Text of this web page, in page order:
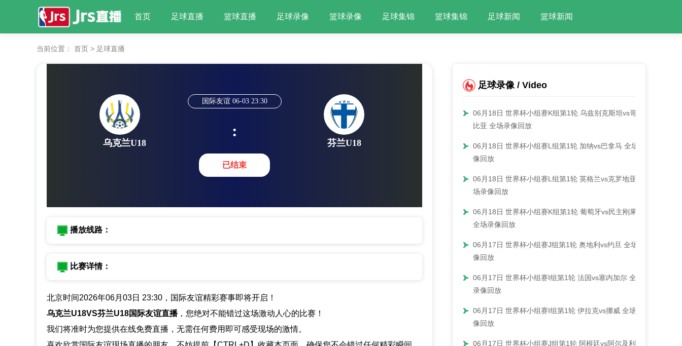
首页 足球直播 篮球直播 足球录像 篮球录像 足球集锦 篮球集锦 足球新闻 篮球新闻
当前位置： 首页 > 足球直播
乌克兰U18
国际友谊 06-03 23:30
:
已结束
芬兰U18
播放线路：
比赛详情：
北京时间2026年06月03日 23:30，国际友谊精彩赛事即将开启！
乌克兰U18VS芬兰U18国际友谊直播，您绝对不能错过这场激动人心的比赛！
我们将准时为您提供在线免费直播，无需任何费用即可感受现场的激情。
足球录像 / Video
06月18日 世界杯小组赛K组第1轮 乌兹别克斯坦vs哥伦
比亚 全场录像回放
06月18日 世界杯小组赛L组第1轮 加纳vs巴拿马 全场录
像回放
06月18日 世界杯小组赛L组第1轮 英格兰vs克罗地亚 全
场录像回放
06月18日 世界杯小组赛K组第1轮 葡萄牙vs民主刚果
全场录像回放
06月17日 世界杯小组赛J组第1轮 奥地利vs约旦 全场录
像回放
06月17日 世界杯小组赛I组第1轮 法国vs塞内加尔 全场
录像回放
06月17日 世界杯小组赛I组第1轮 伊拉克vs挪威 全场录
像回放
06月17日 世界杯小组赛J组第1轮 阿根廷vs阿尔及利亚